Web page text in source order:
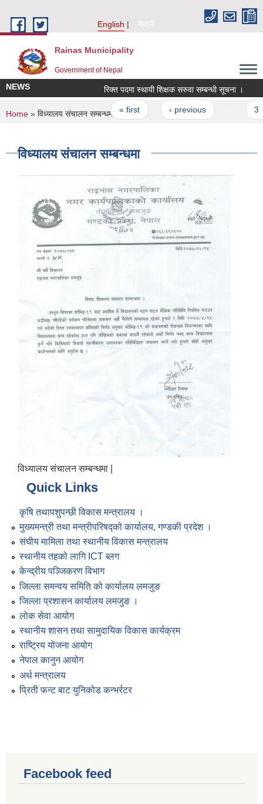
English
नेपाली
Rainas Municipality
Government of Nepal
NEWS रिक्त पदमा स्थायी शिक्षक सरुवा सम्बन्धी सूचना ।
Pages
« first ‹ previous
You are here
Home » विध्यालय संचालन सम्बन्धमा
विध्यालय संचालन सम्बन्धमा
विध्यालय संचालन सम्बन्धमा |
Quick Links
कृषि तथापशुपन्छी विकास मन्त्रालय ।
मुख्यमन्त्री तथा मन्त्रीपरिषद्को कार्यालय, गण्डकी प्रदेश ।
संघीय मामिला तथा स्थानीय विकास मन्त्रालय
स्थानीय तहको लागि ICT ब्लग
केन्द्रीय पञ्जिकरण विभाग
जिल्ला समन्वय समिति को कार्यालय लमजुङ
जिल्ला प्रशासन कार्यालय लमजुङ ।
लोक सेवा आयोग
स्थानीय शासन तथा सामुदायिक विकास कार्यक्रम
राष्ट्रिय योजना आयोग
नेपाल कानुन आयोग
अर्थ मन्त्रालय
प्रिती फन्ट बाट युनिकोड कन्भर्रटर
Facebook feed